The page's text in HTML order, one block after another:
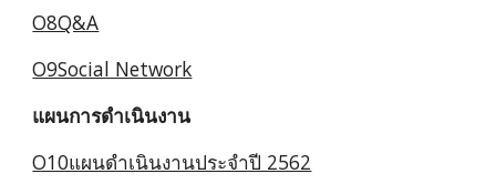
O8Q&A
O9Social Network
แผนการดำเนินงาน
O10แผนดำเนินงานประจำปี 2562